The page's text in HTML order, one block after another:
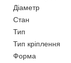
Діаметр
Стан
Тип
Тип кріплення
Форма